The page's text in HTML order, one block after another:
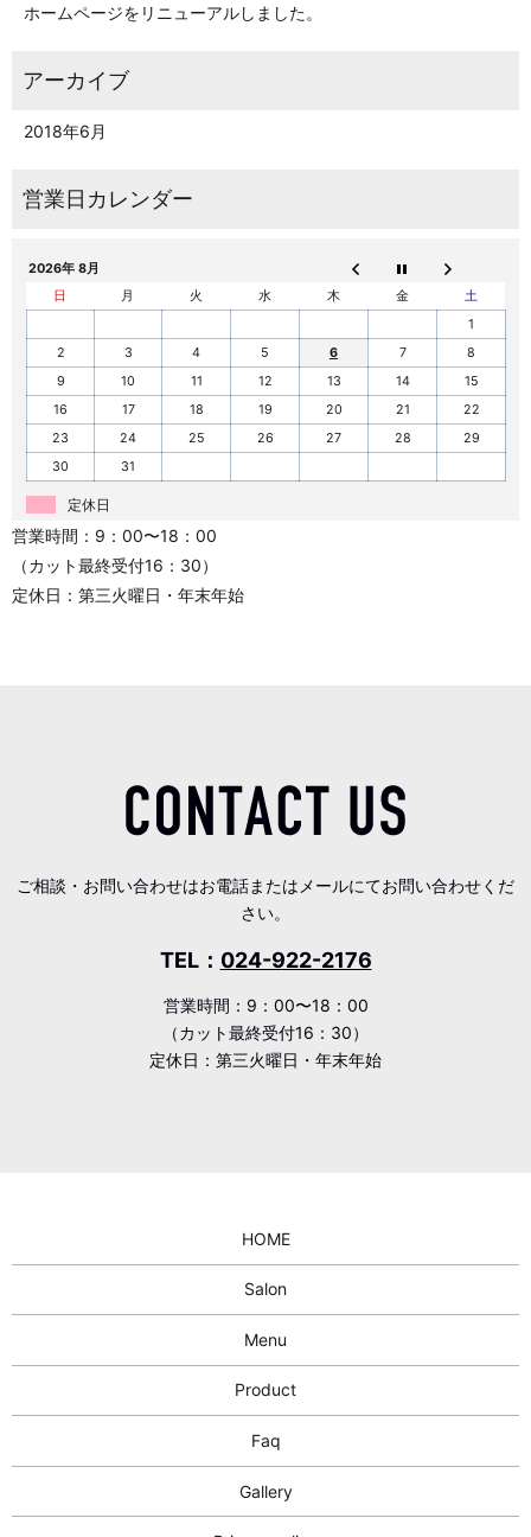
ホームページをリニューアルしました。
2018年6月
2026年 8月
日
月 火 水 木 金
土
1
2
3 4 5 6 7
8
9
10 11 12 13 14
15
16
17 18 19 20 21
22
23
24 25 26 27 28
29
30
31
定休日
営業時間：9：00〜18：00
（カット最終受付16：30）
定休日：第三火曜日・年末年始
ご相談・お問い合わせはお電話またはメールにてお問い合わせくだ
さい。
TEL： 024-922-2176
営業時間：9：00〜18：00
（カット最終受付16：30）
定休日：第三火曜日・年末年始
HOME
Salon
Menu
Product
Faq
Gallery